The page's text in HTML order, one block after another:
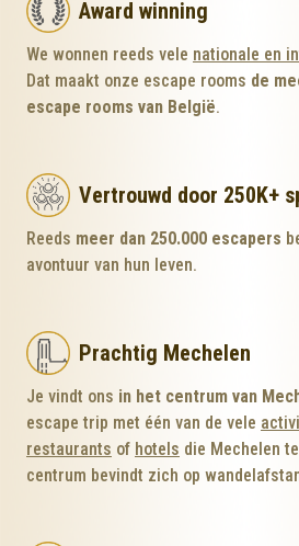
Award winning
We wonnen reeds vele nationale en
Dat maakt onze escape rooms de
escape rooms van België.
Vertrouwd door 250K+
Reeds meer dan 250.000 escapers
avontuur van hun leven.
Prachtig Mechelen
Je vindt ons in het centrum van
escape trip met één van de vele
restaurants of hotels die Mechelen
centrum bevindt zich op